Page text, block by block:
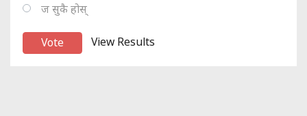
ज सुकै होस्
View Results